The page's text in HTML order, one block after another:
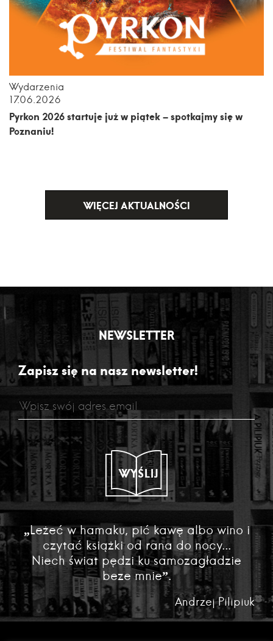
Wydarzenia
17.06.2026
Pyrkon 2026 startuje już w piątek – spotkajmy się w
Poznaniu!
WIĘCEJ AKTUALNOŚCI
NEWSLETTER
Zapisz się na nasz newsletter!
WYŚLIJ
„Leżeć w hamaku, pić kawę albo wino i
czytać książki od rana do nocy...
Niech świat pędzi ku samozagładzie
beze mnie”.
Andrzej Pilipiuk